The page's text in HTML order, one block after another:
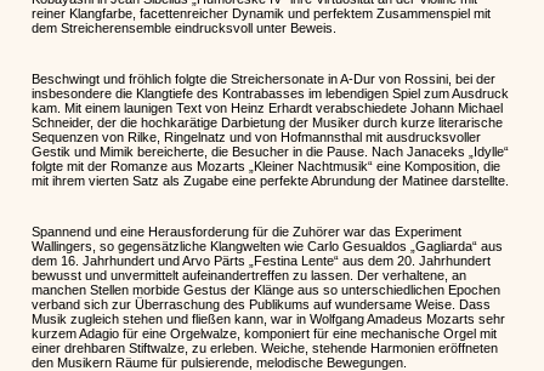
reiner Klangfarbe, facettenreicher Dynamik und perfektem Zusammenspiel mit
dem Streicherensemble eindrucksvoll unter Beweis.
Beschwingt und fröhlich folgte die Streichersonate in A-Dur von Rossini, bei der
insbesondere die Klangtiefe des Kontrabasses im lebendigen Spiel zum Ausdruck
kam. Mit einem launigen Text von Heinz Erhardt verabschiedete Johann Michael
Schneider, der die hochkarätige Darbietung der Musiker durch kurze literarische
Sequenzen von Rilke, Ringelnatz und von Hofmannsthal mit ausdrucksvoller
Gestik und Mimik bereicherte, die Besucher in die Pause. Nach Janaceks „Idylle“
folgte mit der Romanze aus Mozarts „Kleiner Nachtmusik“ eine Komposition, die
mit ihrem vierten Satz als Zugabe eine perfekte Abrundung der Matinee darstellte.
Spannend und eine Herausforderung für die Zuhörer war das Experiment
Wallingers, so gegensätzliche Klangwelten wie Carlo Gesualdos „Gagliarda“ aus
dem 16. Jahrhundert und Arvo Pärts „Festina Lente“ aus dem 20. Jahrhundert
bewusst und unvermittelt aufeinandertreffen zu lassen. Der verhaltene, an
manchen Stellen morbide Gestus der Klänge aus so unterschiedlichen Epochen
verband sich zur Überraschung des Publikums auf wundersame Weise. Dass
Musik zugleich stehen und fließen kann, war in Wolfgang Amadeus Mozarts sehr
kurzem Adagio für eine Orgelwalze, komponiert für eine mechanische Orgel mit
einer drehbaren Stiftwalze, zu erleben. Weiche, stehende Harmonien eröffneten
den Musikern Räume für pulsierende, melodische Bewegungen.